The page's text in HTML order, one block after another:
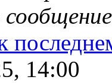
14:00